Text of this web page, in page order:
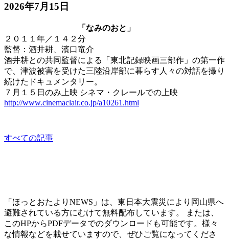
2026年7月15日
「なみのおと」
２０１１年／１４２分
監督：酒井耕、濱口竜介
酒井耕との共同監督による「東北記録映画三部作」の第一作
で、津波被害を受けた三陸沿岸部に暮らす人々の対話を撮り
続けたドキュメンタリー。
７月１５日のみ上映 シネマ・クレールでの上映
http://www.cinemaclair.co.jp/a10261.html
すべての記事
「ほっとおたよりNEWS」は、東日本大震災により岡山県へ
避難されている方にむけて無料配布しています。 または、
このHPからPDFデータでのダウンロードも可能です。様々
な情報などを載せていますので、ぜひご覧になってくださ